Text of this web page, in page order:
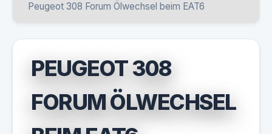
Peugeot 308 Forum Ölwechsel beim EAT6
PEUGEOT 308
FORUM ÖLWECHSEL